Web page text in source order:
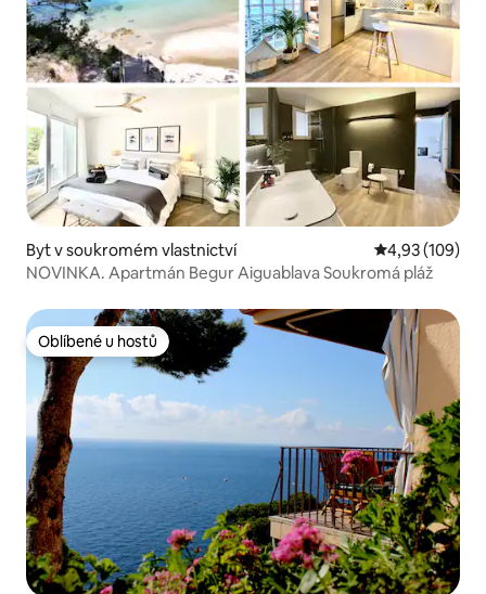
Byt v soukromém vlastnictví Průměrné
4,93 (109)
NOVINKA. Apartmán Begur Aiguablava Soukromá pláž
Oblíbené u hostů
Oblíbené u hostů